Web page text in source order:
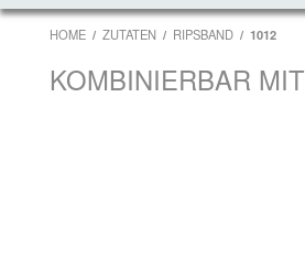
HOME ZUTATEN RIPSBAND 1012
KOMBINIERBAR MIT